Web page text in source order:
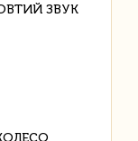
ЗВУК